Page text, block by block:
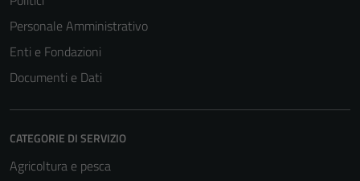
Personale Amministrativo
Enti e Fondazioni
Documenti e Dati
CATEGORIE DI SERVIZIO
Agricoltura e pesca